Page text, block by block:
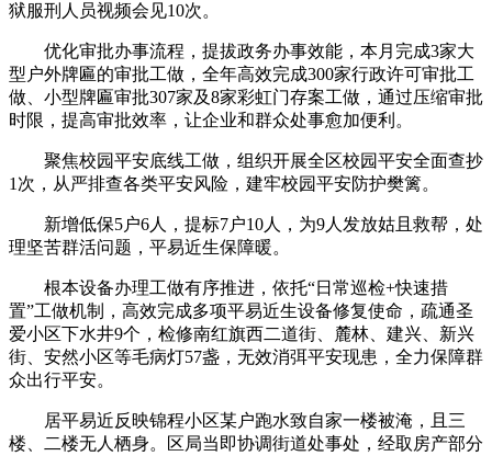
狱服刑人员视频会见10次。
优化审批办事流程，提拔政务办事效能，本月完成3家大
型户外牌匾的审批工做，全年高效完成300家行政许可审批工
做、小型牌匾审批307家及8家彩虹门存案工做，通过压缩审批
时限，提高审批效率，让企业和群众处事愈加便利。
聚焦校园平安底线工做，组织开展全区校园平安全面查抄
1次，从严排查各类平安风险，建牢校园平安防护樊篱。
新增低保5户6人，提标7户10人，为9人发放姑且救帮，处
理坚苦群活问题，平易近生保障暖。
根本设备办理工做有序推进，依托“日常巡检+快速措
置”工做机制，高效完成多项平易近生设备修复使命，疏通圣
爱小区下水井9个，检修南红旗西二道街、麓林、建兴、新兴
街、安然小区等毛病灯57盏，无效消弭平安现患，全力保障群
众出行平安。
居平易近反映锦程小区某户跑水致自家一楼被淹，且三
楼、二楼无人栖身。区局当即协调街道处事处，经取房产部分